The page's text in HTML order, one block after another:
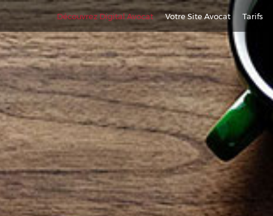
Découvrez Digital Avocat Votre Site Avocat Tarifs